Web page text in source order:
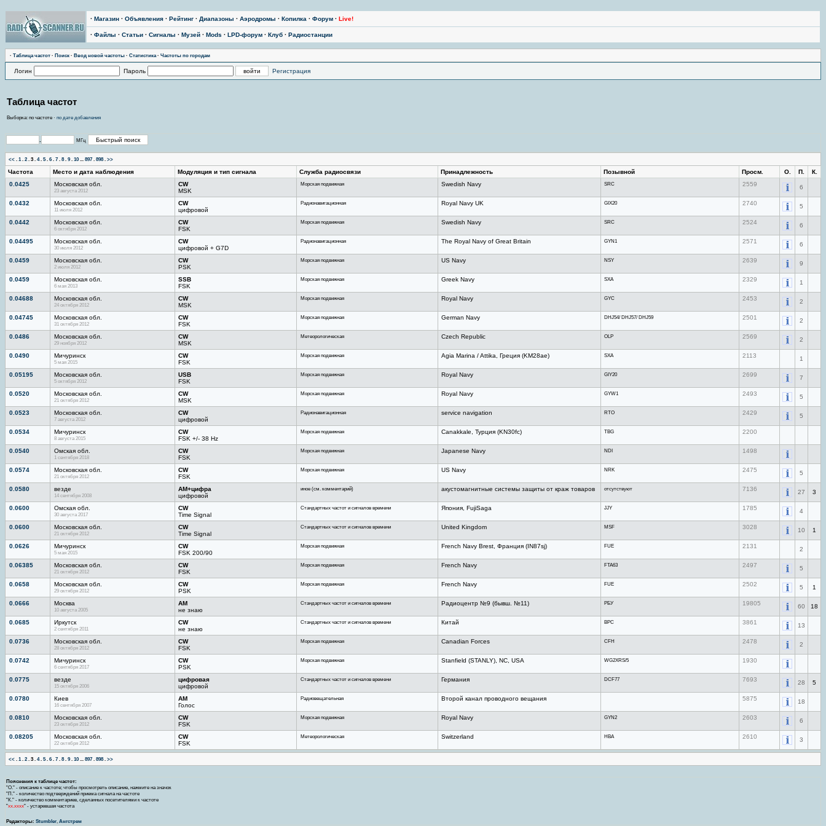
· Магазин · Объявления · Рейтинг · Диапазоны · Аэродромы · Копилка · Форум · Live!
· Файлы · Статьи · Сигналы · Музей · Mods · LPD-форум · Клуб · Радиостанции
· Тaблицa чaстoт · Поиск · Ввод новой частоты · Статистика· Частоты по городам
Логин Пароль Регистрация
Таблица частот
Выборка: по частоте · по дате добавления
МГц
<< . 1. 2. 3 . 4. 5. 6. 7 . 8. 9. 10 ... 897 . 898. >>
Частота Место и дата наблюдения Модуляция и тип сигнала Служба радиосвязи Принадлежность Позывной Просм. О. П.
К.
0.0425
Московская обл.
23 августа 2012
CW
MSK
Морская подвижная Swedish Navy SRC 2559 6
0.0432 Московская обл.
11 июля 2012
CW
цифровой
Радионавигационная Royal Navy UK GIX20 2740 5
0.0442 Московская обл.
6 октября 2012
CW
FSK
Морская подвижная Swedish Navy SRC 2524 6
0.04495 Московская обл.
30 июля 2012
CW
цифровой + G7D
Радионавигационная The Royal Navy of Great Britain GYN1 2571 6
0.0459 Московская обл.
2 июля 2012
CW
PSK
Морская подвижная US Navy NSY 2639 9
0.0459 Московская обл.
6 мая 2013
SSB
FSK
Морская подвижная Greek Navy SXA 2329 1
0.04688 Московская обл.
24 октября 2012
CW
MSK
Морская подвижная Royal Navy GYC 2453 2
0.04745 Московская обл.
31 октября 2012
CW
FSK
Морская подвижная German Navy DHJ54/ DHJ57/ DHJ59 2501 2
0.0486 Московская обл.
29 ноября 2012
CW
MSK
Метеорологическая Czech Republic OLP 2569 2
0.0490 Мичуринск
5 мая 2015
CW
FSK
Морская подвижная Agia Marina / Attika, Греция (KM28ae) SXA 2113 1
0.05195 Московская обл.
5 октября 2012
USB
FSK
Морская подвижная Royal Navy GIY20 2699 7
0.0520 Московская обл.
21 октября 2012
CW
MSK
Морская подвижная Royal Navy GYW1 2493 5
0.0523 Московская обл.
7 августа 2012
CW
цифровой
Радионавигационная service navigation RTO 2429 5
0.0534 Мичуринск
8 августа 2015
CW
FSK +/- 38 Hz
Морская подвижная Canakkale, Турция (KN30fc) TBG 2200
0.0540 Омская обл.
1 сентября 2018
CW
FSK
Морская подвижная Japanese Navy NDI 1498
0.0574 Московская обл.
21 октября 2012
CW
FSK
Морская подвижная US Navy NRK 2475 5
0.0580 везде
14 сентября 2008
AM+цифра
цифровой
иное (см. комментарий) акустомагнитные системы защиты от краж товаров отсутствуют 7136 27 3
0.0600 Омская обл.
30 августа 2017
CW
Time Signal
Стандартных частот и сигналов времени Япония, FujiSaga JJY 1785 4
0.0600 Московская обл.
21 октября 2012
CW
Time Signal
Стандартных частот и сигналов времени United Kingdom MSF 3028 10 1
0.0626 Мичуринск
5 мая 2015
CW
FSK 200/90
Морская подвижная French Navy Brest, Франция (IN87sj) FUE 2131 2
0.06385 Московская обл.
21 октября 2012
CW
FSK
Морская подвижная French Navy FTA63 2497 5
0.0658 Московская обл.
29 октября 2012
CW
PSK
Морская подвижная French Navy FUE 2502 5 1
0.0666 Москва
10 августа 2005
AM
не знаю
Стандартных частот и сигналов времени Радиоцентр №9 (бывш. №11) РБУ 19805 60 18
0.0685 Иркутск
2 сентября 2011
CW
не знаю
Стандартных частот и сигналов времени Китай BPC 3861 13
0.0736 Московская обл.
28 октября 2012
CW
FSK
Морская подвижная Canadian Forces CFH 2478 2
0.0742 Мичуринск
6 сентября 2017
CW
PSK
Морская подвижная Stanfield (STANLY), NC, USA WG2XRS/5 1930
0.0775 везде
15 октября 2006
цифровая
цифровой
Стандартных частот и сигналов времени Германия DCF77 7693 28 5
0.0780 Киев
16 сентября 2007
АМ
Голос
Радиовещательная Второй канал проводного вещания 5875 18
0.0810 Московская обл.
23 октября 2012
CW
FSK
Морская подвижная Royal Navy GYN2 2603 6
0.08205 Московская обл.
22 октября 2012
CW
FSK
Метеорологическая Switzerland HBA 2610 3
<< . 1. 2. 3 . 4. 5. 6. 7 . 8. 9. 10 ... 897 . 898. >>
Пояснения к таблице частот:
"О." - описание к частоте; чтобы просмотреть описание, нажмите на значок
"П." - количество подтверждений приема сигнала на частоте
"К." - количество комментариев, сделанных посетителями к частоте
"хх.хххх" - устаревшая частота
Редакторы: Stumbler, Ангстрем